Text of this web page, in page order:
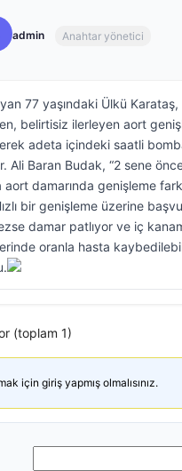
admin Anahtar yönetici
77 yaşındaki Ülkü
belirtisiz ilerleyen aort
adeta içindeki saatli
Ali Baran Budak, “2 sene
aort damarında genişleme
bir genişleme üzerine
damar patlıyor ve iç
oranla hasta
(toplam 1)
için giriş yapmış olmalısınız.